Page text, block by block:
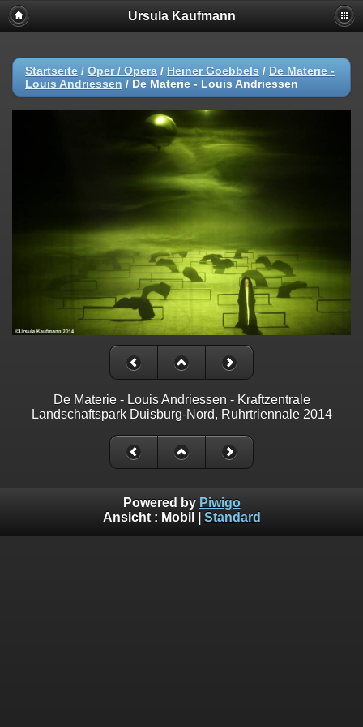
Ursula Kaufmann
Startseite / Oper / Opera / Heiner Goebbels / De Materie -
Louis Andriessen / De Materie - Louis Andriessen
De Materie - Louis Andriessen - Kraftzentrale
Landschaftspark Duisburg-Nord, Ruhrtriennale 2014
Powered by Piwigo
Ansicht : Mobil Standard